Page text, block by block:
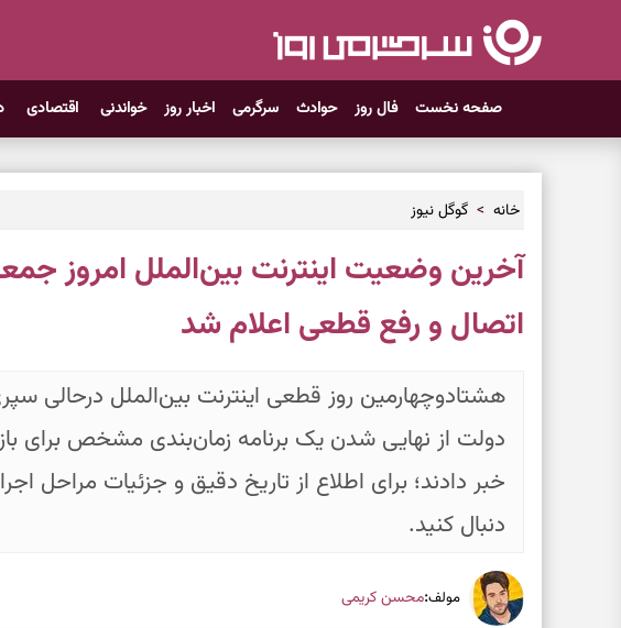
صفحه نخست فال روز حوادث سرگرمی اخبار روز خواندنی اقتصادی
خانه گوگل نیوز
اتصال و رفع قطعی اعلام شد
هشتادوچهارمین روز قطعی اینترنت بین‌الملل درحالی
دولت از نهایی شدن یک برنامه زمان‌بندی مشخص برای
خبر دادند؛ برای اطلاع از تاریخ دقیق و جزئیات مراحل
دنبال کنید.
مولف:محسن کریمی